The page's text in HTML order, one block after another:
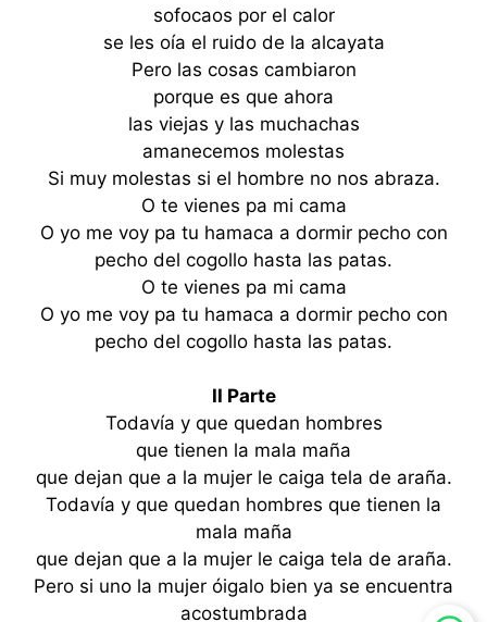
sofocaos por el calor
se les oía el ruido de la alcayata
Pero las cosas cambiaron
porque es que ahora
las viejas y las muchachas
amanecemos molestas
Si muy molestas si el hombre no nos abraza.
O te vienes pa mi cama
O yo me voy pa tu hamaca a dormir pecho con
pecho del cogollo hasta las patas.
O te vienes pa mi cama
O yo me voy pa tu hamaca a dormir pecho con
pecho del cogollo hasta las patas.
II Parte
Todavía y que quedan hombres
que tienen la mala maña
que dejan que a la mujer le caiga tela de araña.
Todavía y que quedan hombres que tienen la
mala maña
que dejan que a la mujer le caiga tela de araña.
Pero si uno la mujer óigalo bien ya se encuentra
acostumbrada